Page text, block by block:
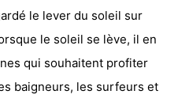
le lever du soleil sur
le soleil se lève, il en
qui souhaitent profiter
baigneurs, les surfeurs et